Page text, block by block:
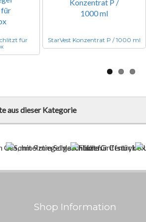
für
StarVest Konzentrat P / 1000 ml
aus dieser Kategorie
Shop Information